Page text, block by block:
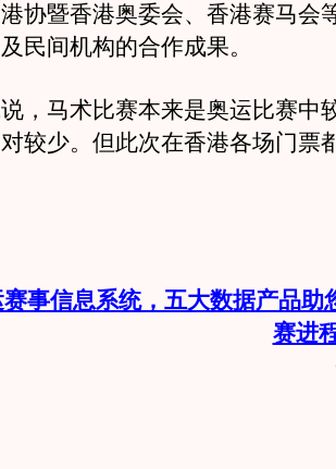
协暨香港奥委会、香港赛马会
民间机构的合作成果。
马术比赛本来是奥运比赛中
较少。但此次在香港各场门票
事信息系统，五大数据产品助
赛进